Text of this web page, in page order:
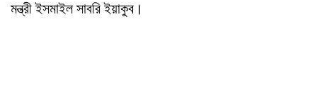
মন্ত্রী ইসমাইল সাবরি ইয়াকুব।